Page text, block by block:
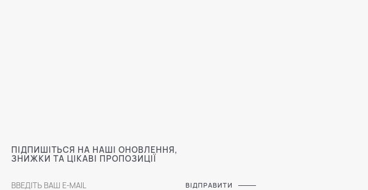
ВІДПРАВИТИ
ПІДПИШІТЬСЯ НА НАШІ ОНОВЛЕННЯ,
ЗНИЖКИ ТА ЦІКАВІ ПРОПОЗИЦІЇ